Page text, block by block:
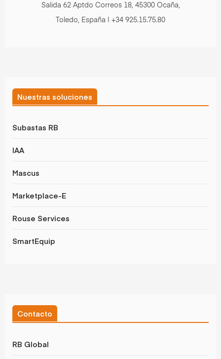
Salida 62 Aptdo Correos 18, 45300 Ocaña,
Toledo, España | +34 925.15.75.80
Nuestras soluciones
Subastas RB
IAA
Mascus
Marketplace-E
Rouse Services
SmartEquip
Contacto
RB Global